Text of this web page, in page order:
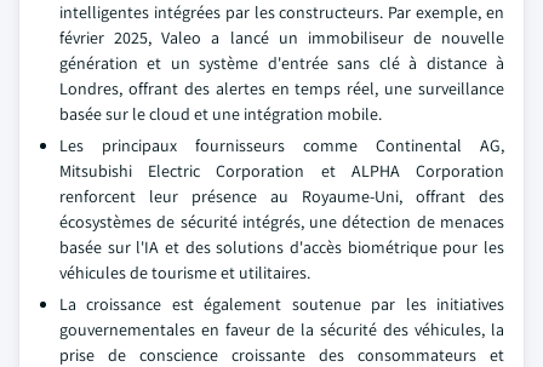
intelligentes intégrées par les constructeurs. Par exemple, en
février 2025, Valeo a lancé un immobiliseur de nouvelle
génération et un système d'entrée sans clé à distance à
Londres, offrant des alertes en temps réel, une surveillance
basée sur le cloud et une intégration mobile.
Les principaux fournisseurs comme Continental AG,
Mitsubishi Electric Corporation et ALPHA Corporation
renforcent leur présence au Royaume-Uni, offrant des
écosystèmes de sécurité intégrés, une détection de menaces
basée sur l'IA et des solutions d'accès biométrique pour les
véhicules de tourisme et utilitaires.
La croissance est également soutenue par les initiatives
gouvernementales en faveur de la sécurité des véhicules, la
prise de conscience croissante des consommateurs et